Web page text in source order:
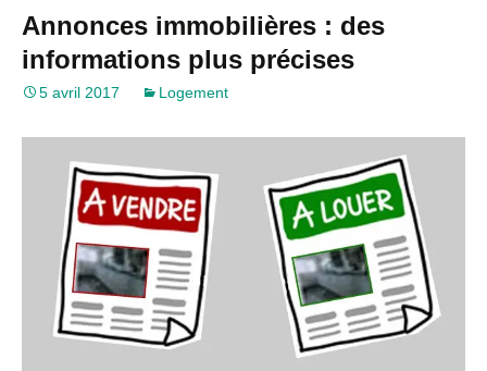
Annonces immobilières : des
informations plus précises
5 avril 2017 Logement